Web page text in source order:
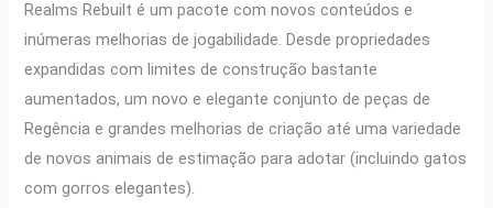
Realms Rebuilt é um pacote com novos conteúdos e
inúmeras melhorias de jogabilidade. Desde propriedades
expandidas com limites de construção bastante
aumentados, um novo e elegante conjunto de peças de
Regência e grandes melhorias de criação até uma variedade
de novos animais de estimação para adotar (incluindo gatos
com gorros elegantes).